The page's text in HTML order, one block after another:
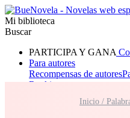
Mi biblioteca
Buscar
PARTICIPA Y GANA
Para autores
Recompensas de autores
Ranking
Inicio /